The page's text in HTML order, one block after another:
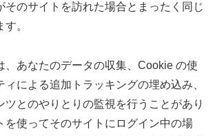
そのサイトを訪れた場合とまったく同じ
。
、あなたのデータの収集、Cookie の使
ィによる追加トラッキングの埋め込み、
ツとのやりとりの監視を行うことがあり
を使ってそのサイトにログイン中の場